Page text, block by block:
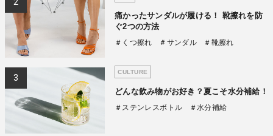
痛かったサンダルが履ける！ 靴擦れを防
ぐ2つの方法
＃くつ擦れ ＃サンダル ＃靴擦れ
CULTURE
どんな飲み物がお好き？夏こそ水分補給！
＃ステンレスボトル ＃水分補給